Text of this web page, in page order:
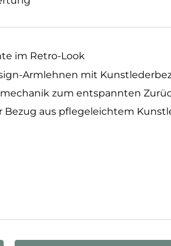
im Retro-Look
Armlehnen mit
zum entspannten
Bezug aus pflegeleichtem